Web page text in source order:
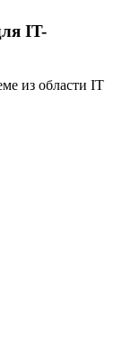
IT-
из области IT